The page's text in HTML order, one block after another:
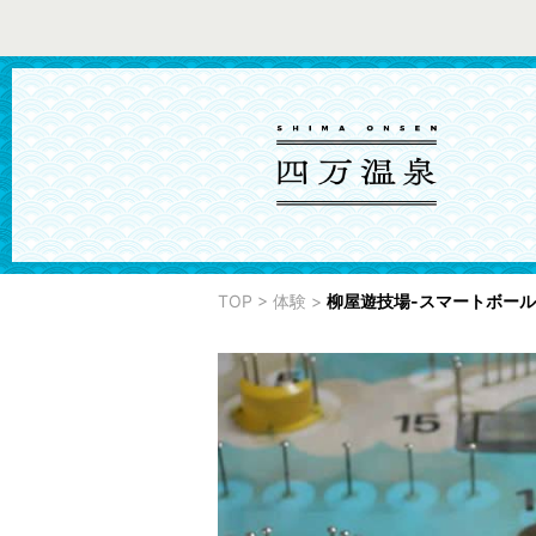
TOP > 体験 > 柳屋遊技場-スマートボール